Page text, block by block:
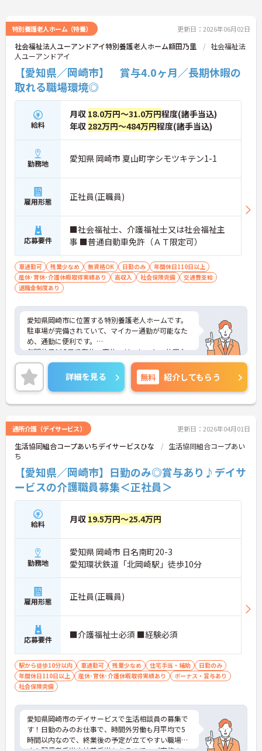
特別養護老人ホーム（特養） 更新日：2026年06月02日
社会福祉法人ユーアンドアイ特別養護老人ホーム額田乃里
社会福祉法
人ユーアンドアイ
【愛知県／岡崎市】 賞与4.0ヶ月／長期休暇の
取れる職場環境◎
給料
月収 18.0万円～31.0万円程度(諸手当込)
年収 282万円～484万円程度(諸手当込)
勤務地 愛知県 岡崎市 夏山町字シモツキテン1-1
雇用形態 正社員(正職員)
応募要件
■社会福祉士、介護福祉士又は社会福祉主
事 ■普通自動車免許（ＡＴ限定可）
車通勤可 残業少なめ 無資格OK 日勤のみ
年間休日110日以上
産休･育休･介護休暇取得実績あり
高収入 社会保険完備
交通費支給
退職金制度あり
愛知県岡崎市に位置する特別養護老人ホームです。
駐車場が完備されていて、マイカー通勤が可能なた
め、通勤に便利です。
年間休日115日で有休・育休・リフレッシュ休暇な
どもあり、残業も少なめなのでプライベートとのメ
リハリもつきますし、自分のじかんを大切にしたい
方にぴったりです。
賞与の過去実績は4.0ヶ月分と多めです。 その他退
職金もあり、手当など福利厚生が充実してとても働
ご興味をお持ちの方には、詳細の情報や面接のポイ
ントをお伝えしますのでお気軽にお問い合わせくだ
さい。
詳細を見る 無料 紹介してもらう
通所介護（デイサービス） 更新日：2026年04月01日
生活協同組合コープあいちデイサービスひな
生活協同組合コープあい
ち
【愛知県／岡崎市】日勤のみ◎賞与あり♪デイサ
ービスの介護職員募集＜正社員＞
給料 月収 19.5万円～25.4万円
勤務地
愛知県 岡崎市 日名南町20-3
愛知環状鉄道「北岡崎駅」徒歩10分
雇用形態 正社員(正職員)
応募要件 ■介護福祉士必須 ■経験必須
駅から徒歩10分以内 車通勤可 残業少なめ 住宅手当・補助
日勤のみ
年間休日110日以上
産休･育休･介護休暇取得実績あり
ボーナス・賞与あり
社会保険完備
愛知県岡崎市のデイサービスで生活相談員の募集で
す！日勤のみのお仕事で、時間外労働も月平均で5
時間以内なので、終業後の予定が立てやすい職場で